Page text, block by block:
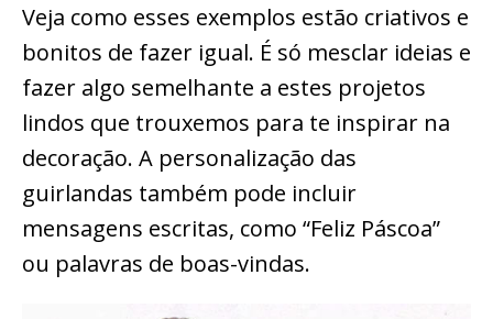
Veja como esses exemplos estão criativos e
bonitos de fazer igual. É só mesclar ideias e
fazer algo semelhante a estes projetos
lindos que trouxemos para te inspirar na
decoração. A personalização das
guirlandas também pode incluir
mensagens escritas, como “Feliz Páscoa”
ou palavras de boas-vindas.